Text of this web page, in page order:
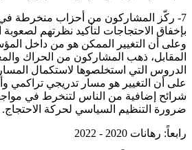
7- ركّز المشاركون من أحزاب منخرطة في
بإخفاق الاحتجاجات لتأكيد نظرتهم
وعلى أن التغيير الممكن هو من داخل
المقابل، ذهب المشاركون من الحراك
الدروس التي استخلصوها لاستكمال المسار
على أن التغيير هو مسار تدريجي تراكمي
شرائح إضافية من الناس لتنخرط في
ضرورة التنظيم السياسي لحركة الاحتجاج.
رابعاً: رهانات 2020 - 2022